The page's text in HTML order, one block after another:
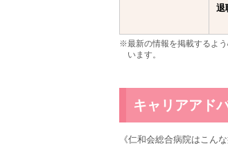
退
※最新の情報を掲載するよ
います。
キャリアアド
《仁和会総合病院はこん